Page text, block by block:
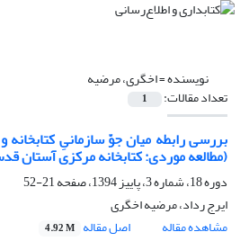
نویسنده =اخگری، مرضیه
تعداد مقالات: 1
بررسی رابطه میان جوّ سازمانیِ
(مطالعه موردی: کتابخانه مرکزی آستان
دوره 18، شماره 3، پاییز 1394، صفحه
21-52
ایرج رداد، مرضیه اخگری
مشاهده مقاله
اصل مقاله 4.92 M